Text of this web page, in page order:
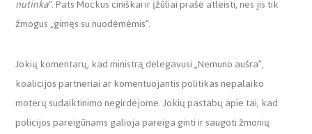
nutinka“. Pats Mockus ciniškai ir įžūliai prašė atleisti, nes jis tik
žmogus „gimęs su nuodėmėmis“.
Jokių komentarų, kad ministrą delegavusi„Nemuno aušra”,
koalicijos partneriai ar komentuojantis politikas nepalaiko
moterų sudaiktinimo negirdėjome. Jokių pastabų apie tai, kad
policijos pareigūnams galioja pareiga ginti ir saugoti žmonių